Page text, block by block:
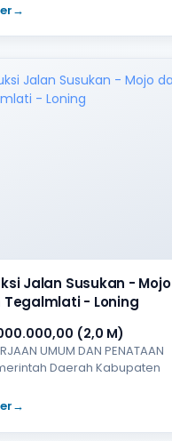
→
Jalan Susukan - Mojo
- Loning
(2,0 M)
UMUM DAN PENATAAN
Daerah Kabupaten
→